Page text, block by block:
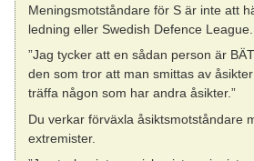
Meningsmotståndare för S är inte att
ledning eller Swedish Defence League.
”Jag tycker att en sådan person är
den som tror att man smittas av
träffa någon som har andra åsikter.”
Du verkar förväxla åsiktsmotståndare
extremister.